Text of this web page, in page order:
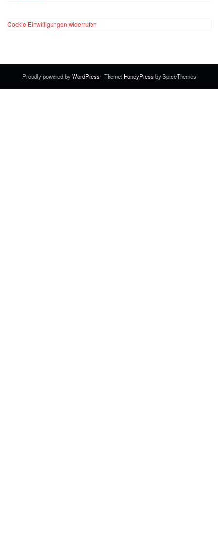
Cookie Einwilligungen widerrufen
Proudly powered byWordPress | Theme: HoneyPress by SpiceThemes